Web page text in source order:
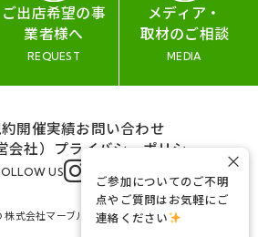
ご出店希望の事
業者様へ
REQUEST
メディア・
取材のご相談
MEDIA
開催実績お問い合わせ
社） プライバシーポリシー
US
株式会社マーブル&コー
ご参加についてのご不明
点やご質問はお気軽にご
連絡ください
×